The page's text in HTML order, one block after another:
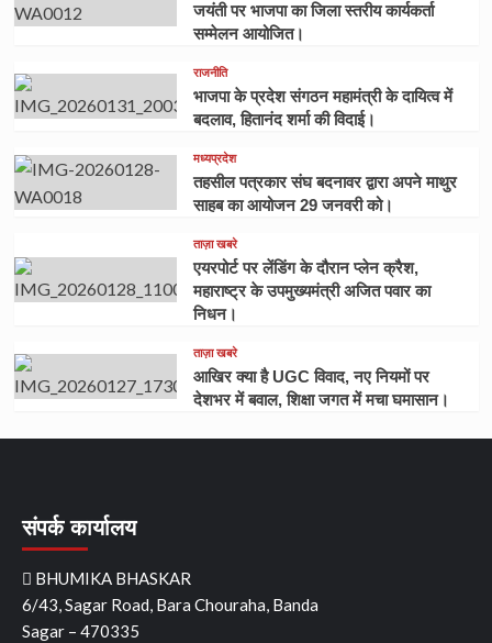
जयंती पर भाजपा का जिला स्तरीय कार्यकर्ता
सम्मेलन आयोजित।
राजनीति
भाजपा के प्रदेश संगठन महामंत्री के दायित्व में
बदलाव, हितानंद शर्मा की विदाई।
मध्यप्रदेश
तहसील पत्रकार संघ बदनावर द्वारा अपने माथुर
साहब का आयोजन 29 जनवरी को।
ताज़ा खबरे
एयरपोर्ट पर लेंडिंग के दौरान प्लेन क्रैश,
महाराष्ट्र के उपमुख्यमंत्री अजित पवार का
निधन।
ताज़ा खबरे
आखिर क्या है UGC विवाद, नए नियमों पर
देशभर में बवाल, शिक्षा जगत में मचा घमासान।
संपर्क कार्यालय
BHUMIKA BHASKAR
6/43, Sagar Road, Bara Chouraha, Banda
Sagar – 470335